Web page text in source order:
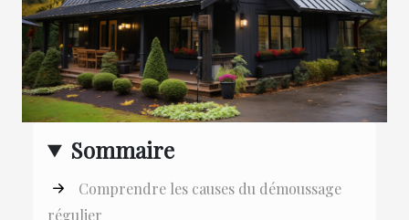
Sommaire
Comprendre les causes du démoussage
régulier